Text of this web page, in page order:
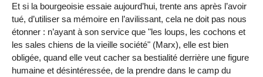
Et si la bourgeoisie essaie aujourd’hui, trente ans après l’avoir
tué, d’utiliser sa mémoire en l’avilissant, cela ne doit pas nous
étonner : n’ayant à son service que "les loups, les cochons et
les sales chiens de la vieille société" (Marx), elle est bien
obligée, quand elle veut cacher sa bestialité derrière une figure
humaine et désintéressée, de la prendre dans le camp du